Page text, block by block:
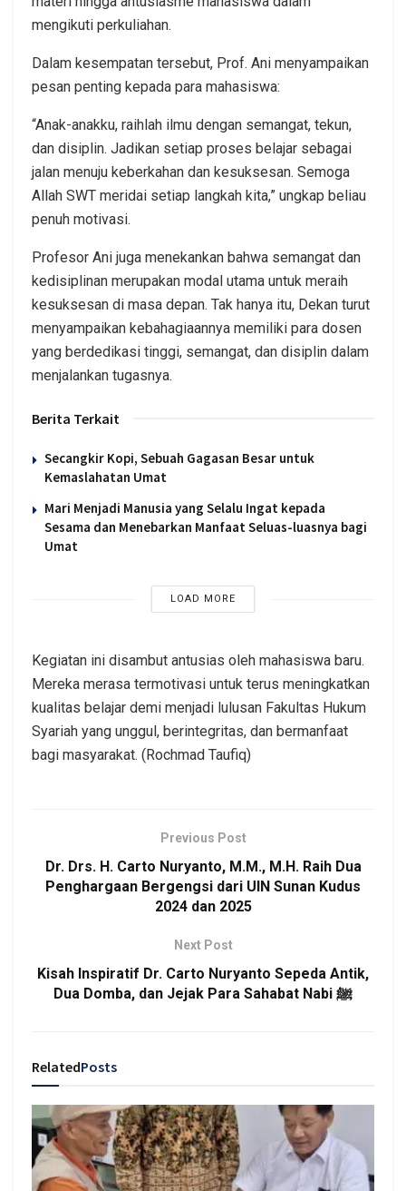
mengikuti perkuliahan.
Dalam kesempatan tersebut, Prof. Ani menyampaikan
pesan penting kepada para mahasiswa:
“Anak-anakku, raihlah ilmu dengan semangat, tekun,
dan disiplin. Jadikan setiap proses belajar sebagai
jalan menuju keberkahan dan kesuksesan. Semoga
Allah SWT meridai setiap langkah kita,” ungkap beliau
penuh motivasi.
Profesor Ani juga menekankan bahwa semangat dan
kedisiplinan merupakan modal utama untuk meraih
kesuksesan di masa depan. Tak hanya itu, Dekan turut
menyampaikan kebahagiaannya memiliki para dosen
yang berdedikasi tinggi, semangat, dan disiplin dalam
menjalankan tugasnya.
Berita Terkait
Secangkir Kopi, Sebuah Gagasan Besar untuk
Kemaslahatan Umat
Mari Menjadi Manusia yang Selalu Ingat kepada
Sesama dan Menebarkan Manfaat Seluas-luasnya bagi
Umat
LOAD MORE
Kegiatan ini disambut antusias oleh mahasiswa baru.
Mereka merasa termotivasi untuk terus meningkatkan
kualitas belajar demi menjadi lulusan Fakultas Hukum
Syariah yang unggul, berintegritas, dan bermanfaat
bagi masyarakat. (Rochmad Taufiq)
Previous Post
Dr. Drs. H. Carto Nuryanto, M.M., M.H. Raih Dua
Penghargaan Bergengsi dari UIN Sunan Kudus
2024 dan 2025
Next Post
Kisah Inspiratif Dr. Carto Nuryanto Sepeda Antik,
Dua Domba, dan Jejak Para Sahabat Nabi ﷺ
RelatedPosts